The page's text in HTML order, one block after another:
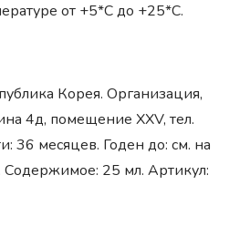
от +5*С до +25*С.
Корея. Организация,
4д, помещение XXV, тел.
36 месяцев. Годен до: см. на
Содержимое: 25 мл. Артикул: